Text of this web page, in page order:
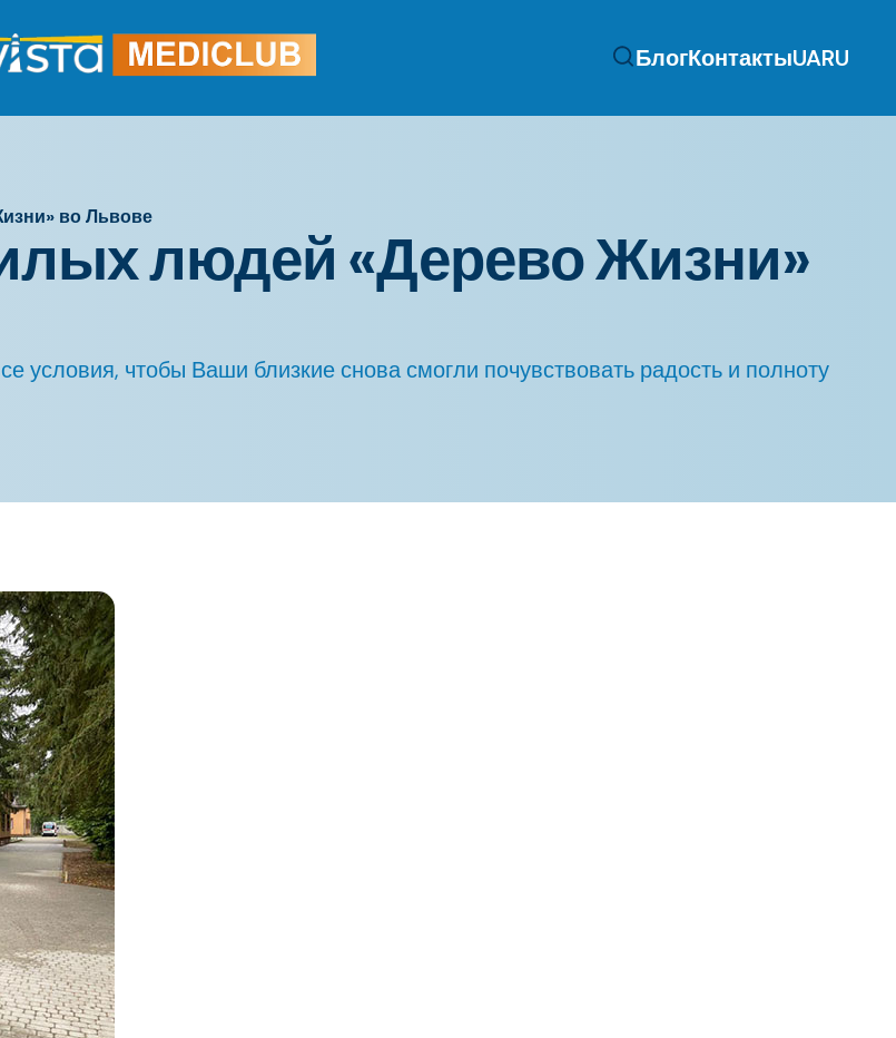
БлогКонтактыUARU
во Львове
людей «Дерево Жизни»
чтобы Ваши близкие снова смогли почувствовать радость и полноту